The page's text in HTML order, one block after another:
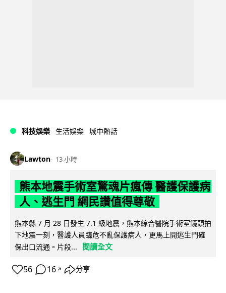
科技娛樂 生活娛樂 城中熱話
Lawton 13 小時
熊本地震手術室驚魂片瘋傳 醫護保護病
人、逃生門 網民讚值得尊敬
熊本縣 7 月 28 日發生 7.1 級地震，熊本綜合醫院手術室鏡頭拍
下地震一刻，醫護人員臨危不亂保護病人，更馬上開逃生門確
保出口流通。片段...
閱讀全文
56 16 ↗ 分享